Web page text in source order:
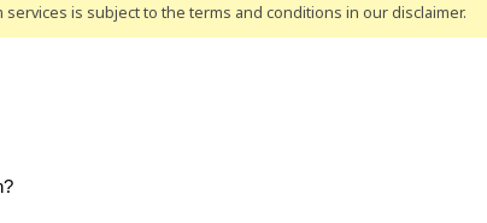
is subject to the terms and conditions in our disclaimer.